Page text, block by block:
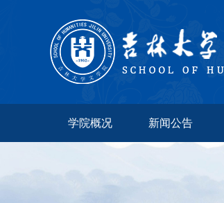
学院概况 新闻公告